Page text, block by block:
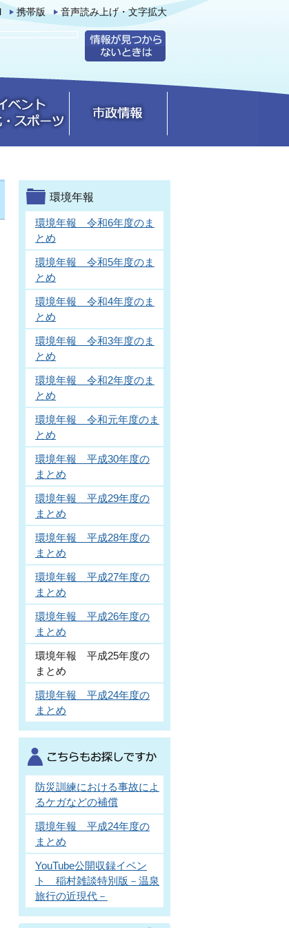
携帯版 音声読み上げ・文字拡大
環境年報
環境年報 令和6年度のま
とめ
環境年報 令和5年度のま
とめ
環境年報 令和4年度のま
とめ
環境年報 令和3年度のま
とめ
環境年報 令和2年度のま
とめ
環境年報 令和元年度のま
とめ
環境年報 平成30年度の
まとめ
環境年報 平成29年度の
まとめ
環境年報 平成28年度の
まとめ
環境年報 平成27年度の
まとめ
環境年報 平成26年度の
まとめ
環境年報 平成25年度の
まとめ
環境年報 平成24年度の
まとめ
防災訓練における事故によ
るケガなどの補償
環境年報 平成24年度の
まとめ
YouTube公開収録イベン
ト 稲村雑談特別版－温泉
旅行の近現代－